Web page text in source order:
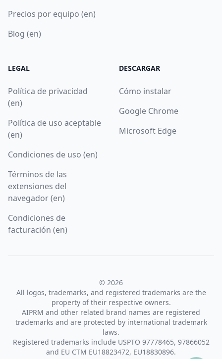
Precios por equipo (en)
Blog (en)
LEGAL
Política de privacidad
(en)
Política de uso aceptable
(en)
Condiciones de uso (en)
Términos de las
extensiones del
navegador (en)
Condiciones de
facturación (en)
DESCARGAR
Cómo instalar
Google Chrome
Microsoft Edge
© 2026
All logos, trademarks, and registered trademarks are the
property of their respective owners.
AIPRM and other related brand names are registered
trademarks and are protected by international trademark
laws.
Registered trademarks include USPTO 97778465, 97866052
and EU CTM EU18823472, EU18830896.